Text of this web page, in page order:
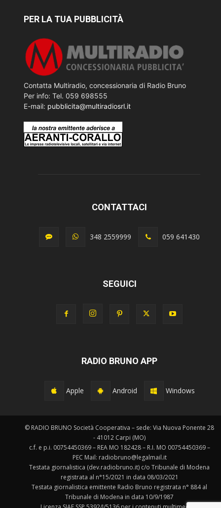
PER LA TUA PUBBLICITÀ
Contatta Multiradio, concessionaria di Radio Bruno
Per info: Tel. 059 698555
E-mail: pubblicita@multiradiosrl.it
CONTATTACI
348 2559999 059 641430
SEGUICI
RADIO BRUNO APP
Apple Android Windows
© RADIO BRUNO Società Cooperativa – sede: Via Nuova Ponente 28
- 41012 Carpi (MO)
c.f. e p.i. 00754450369 – REA MO 182428 – R.I. MO 00754450369 –
PEC Mail: radiobruno@legalmail.it
Testata giornalistica (dev.radiobruno.it) c/o Tribunale di Modena
registrata al n°15/2021 in data 08/03/2021
Testata giornalistica emittente Radio Bruno registrata n° 884 al
Tribunale di Modena in data 10/9/1987